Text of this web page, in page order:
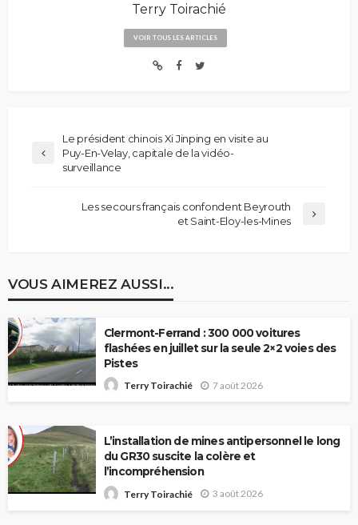
Terry Toirachié
VOIR TOUS LES ARTICLES
Le président chinois Xi Jinping en visite au
Puy-En-Velay, capitale de la vidéo-
surveillance
Les secours français confondent Beyrouth
et Saint-Eloy-les-Mines
VOUS AIMEREZ AUSSI...
Clermont-Ferrand : 300 000 voitures
flashées en juillet sur la seule 2×2 voies des
Pistes
Terry Toirachié 7 août 2026
L’installation de mines antipersonnel le long
du GR30 suscite la colère et
l’incompréhension
Terry Toirachié 3 août 2026